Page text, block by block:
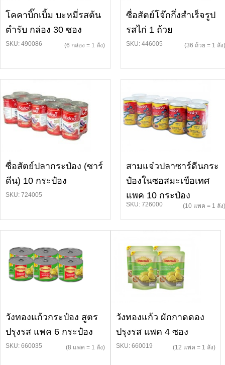
โคคาบิ๊กเบิ้ม บะหมี่รสต้น
ตำรับ กล่อง 30 ซอง
SKU: 490086 (6 กล่อง = 1 ลัง)
ซื่อสัตย์โจ๊กกึ่งสำเร็จรูป
รสไก่ 1 ถ้วย
SKU: 446005 (36 ถ้วย = 1 ลัง)
ซื่อสัตย์ปลากระป๋อง (ซาร์
ดีน) 10 กระป๋อง
SKU: 724005
สามแจ๋วปลาซาร์ดีนกระ
ป๋องในซอสมะเขือเทศ
แพค 10 กระป๋อง
SKU: 726000 (10 แพค = 1 ลัง)
วังทองแก้วกระป๋อง สูตร
ปรุงรส แพค 6 กระป๋อง
SKU: 660035 (8 แพค = 1 ลัง)
วังทองแก้ว ผักกาดดอง
ปรุงรส แพค 4 ซอง
SKU: 660019 (12 แพค = 1 ลัง)